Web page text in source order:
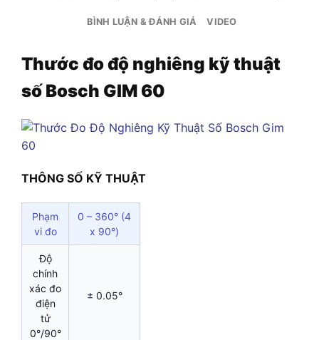
BÌNH LUẬN & ĐÁNH GIÁ VIDEO
Thước đo độ nghiêng kỹ thuật
số Bosch GIM 60
THÔNG SỐ KỸ THUẬT
Phạm
vi đo
0 – 360° (4
x 90°)
Độ
chính
xác đo
điện
tử
0°/90°
± 0.05°